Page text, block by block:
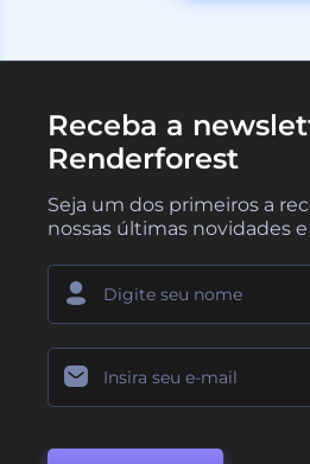
Receba a
Renderforest
Seja um dos primeiros a
nossas últimas novidades